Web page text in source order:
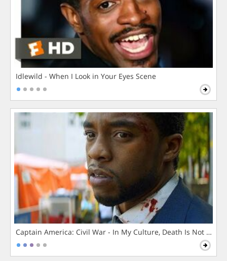
Idlewild - When I Look in Your Eyes Scene
Captain America: Civil War - In My Culture, Death Is Not The